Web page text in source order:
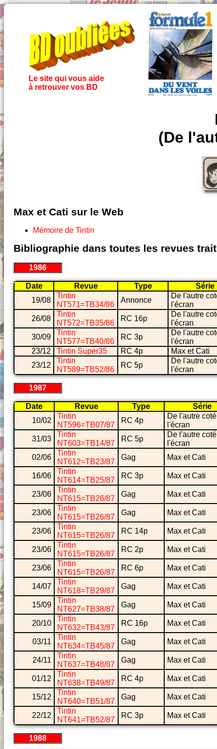
Le site qui vous aide
à retrouver vos BD
(De
Max et Cati sur le Web
Mémoire de Tintin
Bibliographie dans toutes les revues
1986
Date Revue Type
Série
19/08
Tintin
NT571=TB34/86
Annonce
De l'autre
l'écran
26/08
Tintin
NT572=TB35/86
RC 16p
De l'autre
l'écran
30/09
Tintin
NT577=TB40/86
RC 3p
De l'autre
l'écran
23/12
Tintin Super35 RC 4p
Max et Cati
23/12
Tintin
NT589=TB52/86
RC 5p
De l'autre
l'écran
1987
Date Revue Type
Série
10/02
Tintin
NT596=TB07/87
RC 4p
De l'autre
l'écran
31/03
Tintin
NT603=TB14/87
RC 5p
De l'autre
l'écran
02/06
Tintin
NT612=TB23/87
Gag Max et Cati
16/06
Tintin
NT614=TB25/87
RC 3p Max et Cati
23/06
Tintin
NT615=TB26/87
Gag Max et Cati
23/06
Tintin
NT615=TB26/87
Gag Max et Cati
23/06
Tintin
NT615=TB26/87
RC 14p Max et Cati
23/06
Tintin
NT615=TB26/87
RC 2p Max et Cati
23/06
Tintin
NT615=TB26/87
RC 6p Max et Cati
14/07
Tintin
NT618=TB29/87
Gag Max et Cati
15/09
Tintin
NT627=TB38/87
Gag Max et Cati
20/10
Tintin
NT632=TB43/87
RC 16p Max et Cati
03/11
Tintin
NT634=TB45/87
Gag Max et Cati
24/11
Tintin
NT637=TB48/87
Gag Max et Cati
01/12
Tintin
NT638=TB49/87
RC 4p Max et Cati
15/12
Tintin
NT640=TB51/87
Gag Max et Cati
22/12
Tintin
NT641=TB52/87
RC 3p Max et Cati
1988